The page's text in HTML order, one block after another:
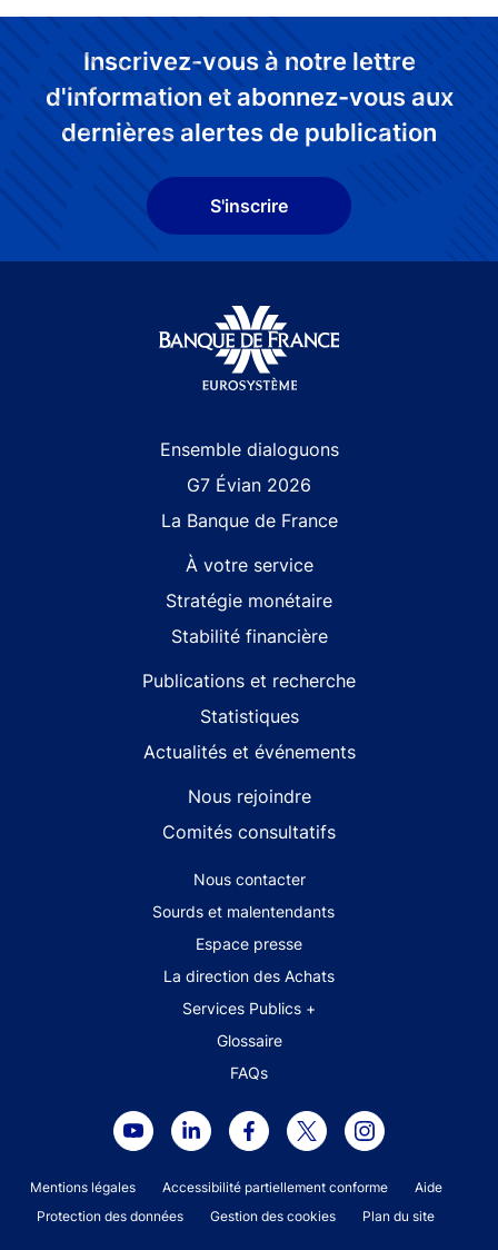
Inscrivez-vous à notre lettre
d'information et abonnez-vous aux
dernières alertes de publication
S'inscrire
Ensemble dialoguons
G7 Évian 2026
La Banque de France
À votre service
Stratégie monétaire
Stabilité financière
Publications et recherche
Statistiques
Actualités et événements
Nous rejoindre
Comités consultatifs
Footer secondary menuNous contacter
Sourds et malentendants
Espace presse
La direction des Achats
Services Publics +
Glossaire
FAQs
Footer legal notice menu
Mentions légales Accessibilité partiellement conforme
Aide
Protection des données
Gestion des cookies Plan du site